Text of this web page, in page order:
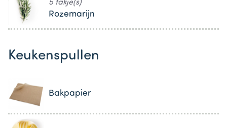
5 takje(s)
Rozemarijn
Keukenspullen
Bakpapier